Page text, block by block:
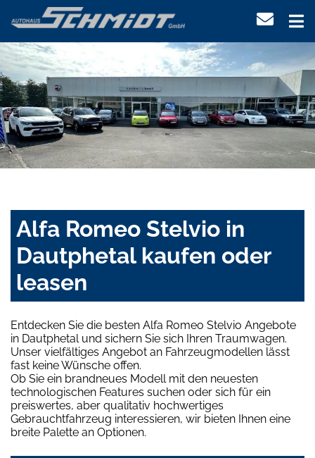
Alfa Romeo Stelvio in
Dautphetal kaufen oder
leasen
Entdecken Sie die besten Alfa Romeo Stelvio Angebote
in Dautphetal und sichern Sie sich Ihren Traumwagen.
Unser vielfältiges Angebot an Fahrzeugmodellen lässt
fast keine Wünsche offen.
Ob Sie ein brandneues Modell mit den neuesten
technologischen Features suchen oder sich für ein
preiswertes, aber qualitativ hochwertiges
Gebrauchtfahrzeug interessieren, wir bieten Ihnen eine
breite Palette an Optionen.